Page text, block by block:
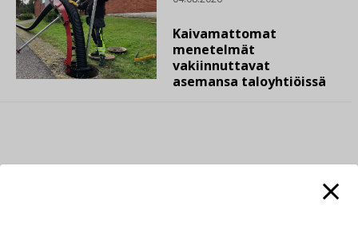
Kaivamattomat
menetelmät
vakiinnuttavat
asemansa taloyhtiöissä